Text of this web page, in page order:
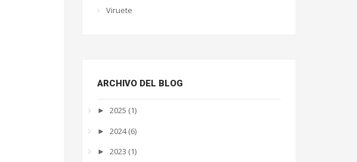
Viruete
ARCHIVO DEL BLOG
► 2025 (1)
► 2024(6)
► 2023 (1)